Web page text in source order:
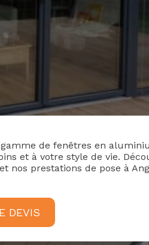
de fenêtres en
et à votre style de vie.
nos prestations de pose à
DEVIS